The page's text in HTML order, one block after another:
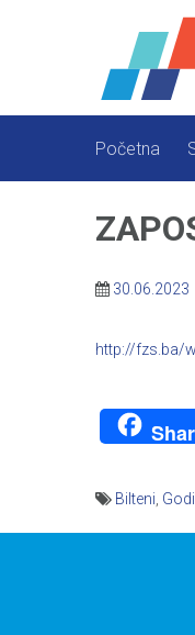
Početna
30.06.2023
http://fzs.ba/
Bilteni